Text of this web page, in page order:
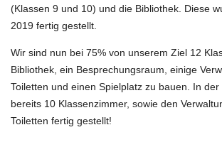
(Klassen 9 und 10) und die Bibliothek. Diese
2019 fertig gestellt.
Wir sind nun bei 75% von unserem Ziel 12
Bibliothek, ein Besprechungsraum, einige
Toiletten und einen Spielplatz zu bauen. In der
bereits 10 Klassenzimmer, sowie den
Toiletten fertig gestellt!